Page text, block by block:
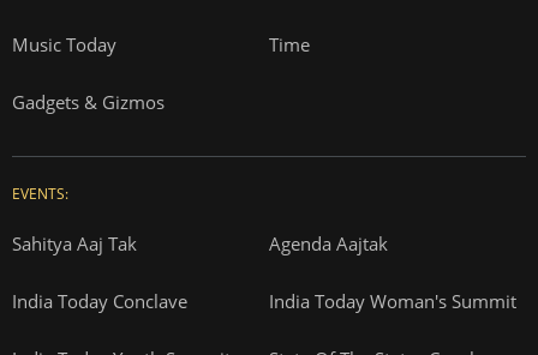
Music Today Time
Gadgets & Gizmos
EVENTS:
Sahitya Aaj Tak Agenda Aajtak
India Today Conclave India Today Woman's Summit